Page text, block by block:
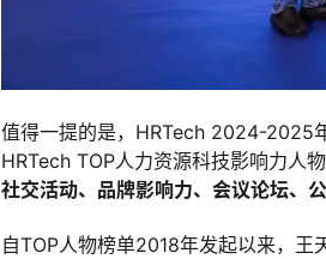
值得一提的是，HRTech 2024-2025
HRTech TOP人力资源科技影响力人
社交活动、品牌影响力、会议论坛、
自TOP人物榜单2018年发起以来，王